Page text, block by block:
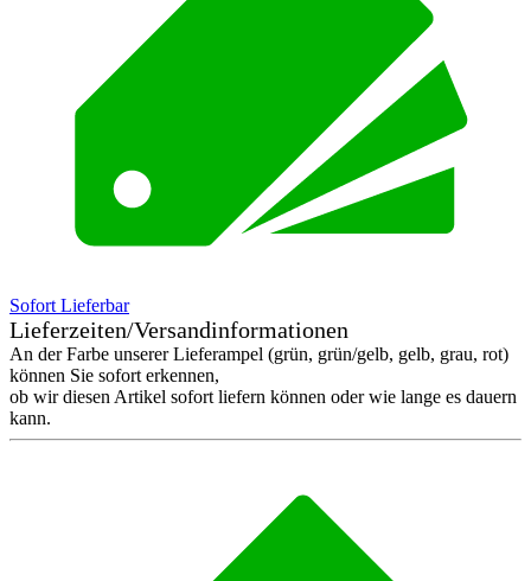
Sofort Lieferbar
Lieferzeiten/Versandinformationen
An der Farbe unserer Lieferampel (grün, grün/gelb, gelb, grau, rot)
können Sie sofort erkennen,
ob wir diesen Artikel sofort liefern können oder wie lange es dauern
kann.